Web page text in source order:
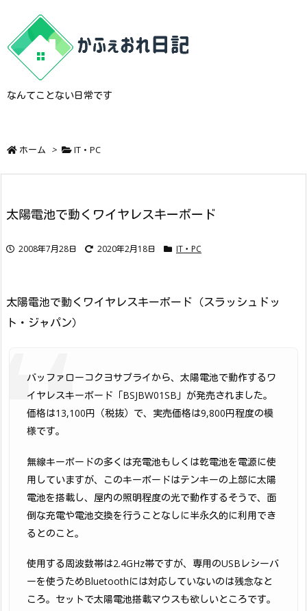
なんてことない日常です
ホーム > IT・PC
太陽電池で動くワイヤレスキーボード
2008年7月28日 2020年2月18日 IT・PC
太陽電池で動くワイヤレスキーボード（スラッシュドッ
ト・ジャパン）
バッファローコクヨサプライから、太陽電池で動作するワ
イヤレスキーボード「BSJBW01SB」が発売されました。
価格は13,100円（税抜）で、実売価格は9,800円程度の模
様です。
無線キーボードの多くは充電池もしくは乾電池を電源に使
用していますが、このキーボードはテンキーの上部に太陽
電池を搭載し、屋内の照明程度の光で動作するそうで、面
倒な充電や電池交換を行うことなしに半永久的に利用でき
るとのこと。
使用する周波数帯は2.4GHz帯ですが、専用のUSBレシーバ
ーを使うためBluetoothには対応していないのは残念なと
ころ。セットで太陽電池搭載マウスも欲しいところです。